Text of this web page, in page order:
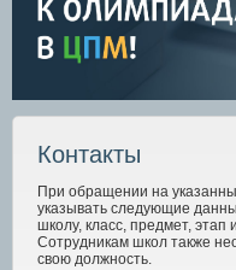
Контакты
При обращении на
указывать следующие
школу, класс, предмет, этап
Сотрудникам школ также
свою должность.